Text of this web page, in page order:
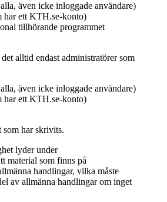
även icke inloggade användare)
har ett KTH.se-konto)
tillhörande programmet
alltid endast administratörer som
även icke inloggade användare)
har ett KTH.se-konto)
som har skrivits.
lyder under
material som finns på
handlingar, vilka måste
av allmänna handlingar om inget